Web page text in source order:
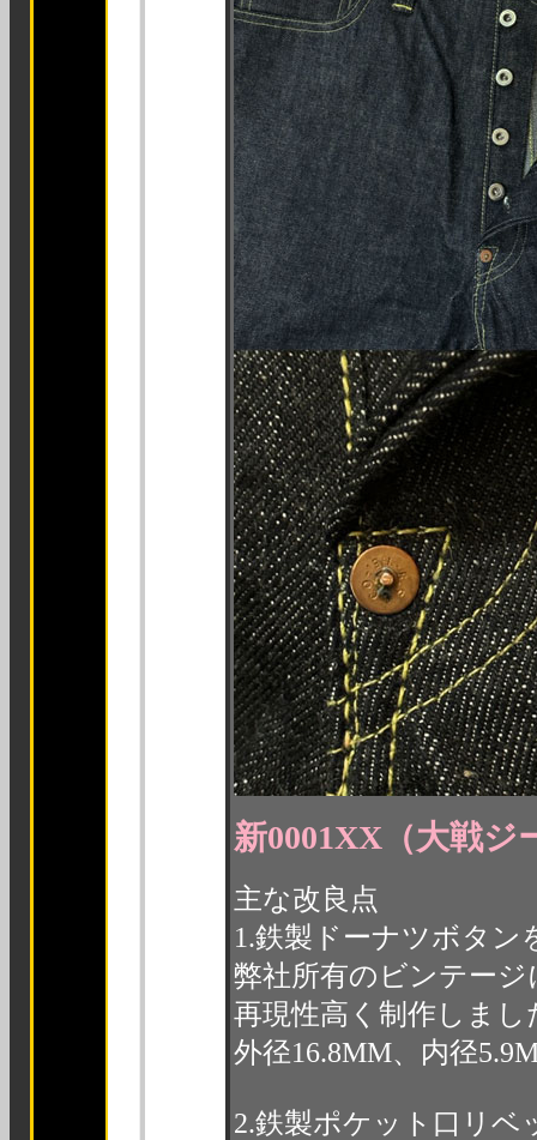
新0001XX（大戦ジ
主な改良点
1.鉄製ドーナツボタン
弊社所有のビンテー
再現性高く制作しまし
外径16.8MM、内径
2.鉄製ポケット口リベ